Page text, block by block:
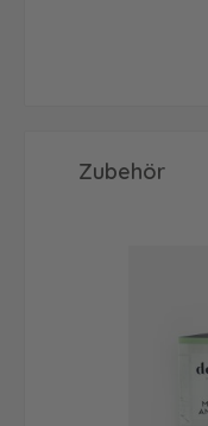
Produktgalerie
Zubehör